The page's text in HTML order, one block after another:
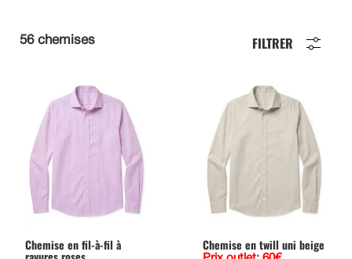
56 chemises FILTRER
Chemise en fil-à-fil à Chemise en twill uni beige